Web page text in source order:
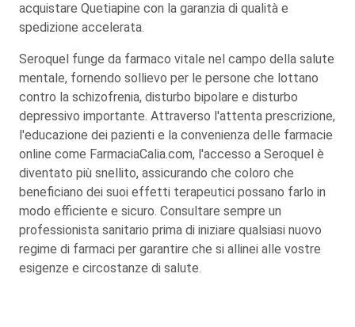
acquistare Quetiapine con la garanzia di qualità e
spedizione accelerata.
Seroquel funge da farmaco vitale nel campo della salute
mentale, fornendo sollievo per le persone che lottano
contro la schizofrenia, disturbo bipolare e disturbo
depressivo importante. Attraverso l'attenta prescrizione,
l'educazione dei pazienti e la convenienza delle farmacie
online come FarmaciaCalia.com, l'accesso a Seroquel è
diventato più snellito, assicurando che coloro che
beneficiano dei suoi effetti terapeutici possano farlo in
modo efficiente e sicuro. Consultare sempre un
professionista sanitario prima di iniziare qualsiasi nuovo
regime di farmaci per garantire che si allinei alle vostre
esigenze e circostanze di salute.